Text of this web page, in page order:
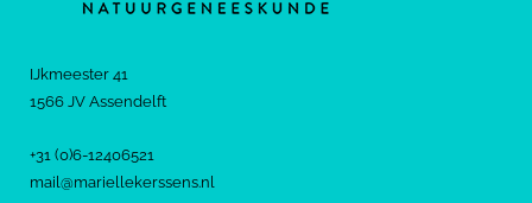
IJkmeester 41
1566 JV Assendelft
+31 (0)6-12406521
mail@mariellekerssens.nl